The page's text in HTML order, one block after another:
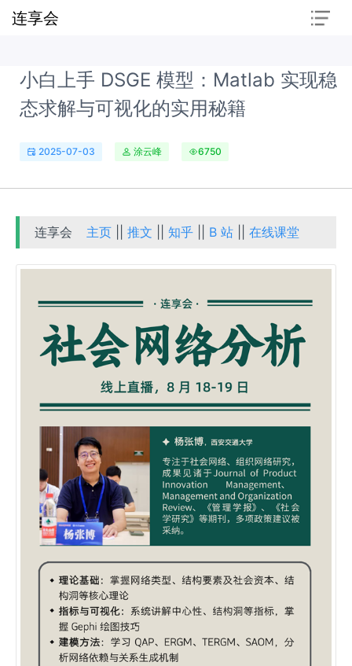
连享会
小白上手 DSGE 模型：Matlab 实现稳
态求解与可视化的实用秘籍
2025-07-03 涂云峰 6750
连享会 主页 ||推文 ||知乎 B 站 ||在线课堂